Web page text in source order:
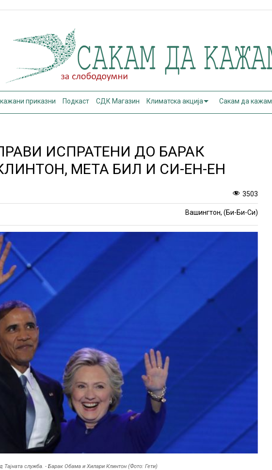
приказни Подкаст СДК Магазин Климатска акција Сакам да кажам
ИСПРАТЕНИ ДО БАРАК
МЕТА БИЛ И СИ-ЕН-ЕН
3503
Вашингтон, (Би-Би-Си)
Тајната служба. - Барак Обама и Хилари Клинтон (Фото: Гети)